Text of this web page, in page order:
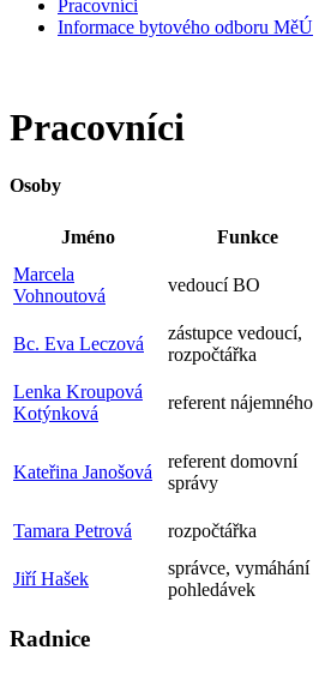
Pracovníci
Informace bytového odboru MěÚ
Pracovníci
Osoby
Jméno Funkce
Marcela
Vohnoutová
vedoucí BO
Bc. Eva Leczová
zástupce vedoucí,
rozpočtářka
Lenka Kroupová
Kotýnková
referent nájemného
Kateřina Janošová
referent domovní
správy
Tamara Petrová
rozpočtářka
Jiří Hašek
správce, vymáhání
pohledávek
Radnice